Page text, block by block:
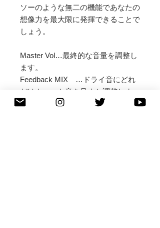
ソーのような無二の機能であなたの
想像力を最大限に発揮できることで
しょう。
Master Vol…最終的な音量を調整し
ます。
Feedback MIX　…ドライ音にどれ
だけウェット音を足すか調整しま
す。